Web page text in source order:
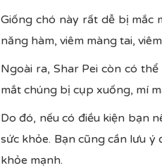
Giống chó này rất dễ bị mắc
năng hàm, viêm màng tai,
Ngoài ra, Shar Pei còn có
mắt chúng bị cụp xuống, mí
Do đó, nếu có điều kiện bạn
sức khỏe. Bạn cũng cần lưu
khỏe mạnh.